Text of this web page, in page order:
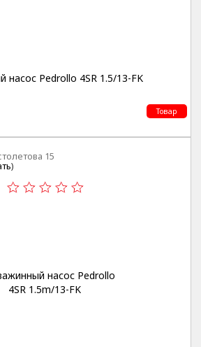
насос Pedrollo 4SR 1.5/13-FK
Товар
15
)